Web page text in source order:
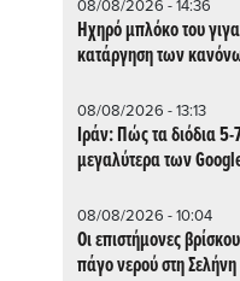
08/08/2026 - 14:36
Ηχηρό μπλόκο του
κατάργηση των
08/08/2026 - 13:13
Ιράν: Πώς τα διόδια
μεγαλύτερα των
08/08/2026 - 10:04
Οι επιστήμονες
πάγο νερού στη